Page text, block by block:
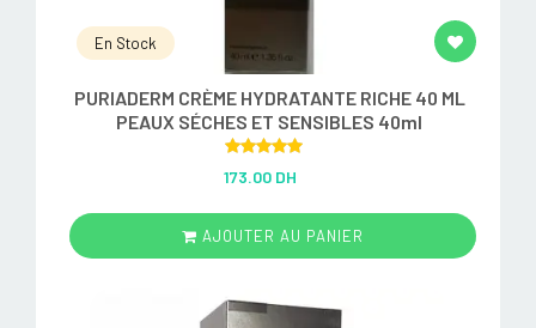
En Stock
PURIADERM CRÈME HYDRATANTE RICHE 40 ML
PEAUX SÉCHES ET SENSIBLES 40ml
out of 5
173.00 DH
AJOUTER AU PANIER